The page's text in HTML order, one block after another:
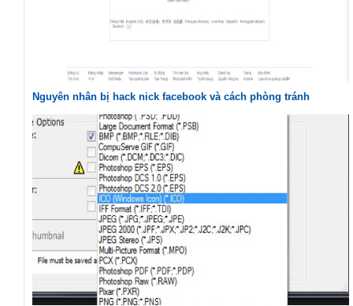
Nguyên nhân bị hack nick facebook và cách phòng tránh